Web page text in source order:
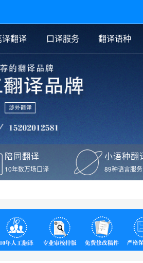
译翻译
法律翻译 说明书翻译
口译服务
同声传译
翻译语种
翻译 泰语翻译
葡萄牙语翻译
翻
证件翻译报价
签证翻译
陪同翻译
10年数万场口译
小语种翻
89种语言服务